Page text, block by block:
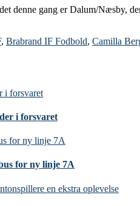
denne gang er Dalum/Næsby,
, Brabrand IF Fodbold, Camilla
i forsvaret
for ny linje 7A